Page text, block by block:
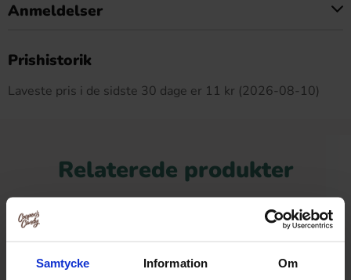
Samtycke Information Om
Anmeldelser
Prishistorik
Laveste pris i de sidste 30 dage er 11 kr (2026-08-10)
Relaterede produkter